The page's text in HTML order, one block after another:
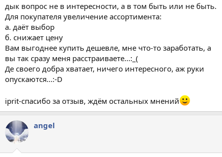
дык вопрос не в интересности, а в том быть или не быть.
Для покупателя увеличение ассортимента:
а. даёт выбор
б. снижает цену
Вам выгоднее купить дешевле, мне что-то заработать, а
вы так сразу меня расстраиваете...:_(
Де своего добра хватает, ничего интересного, аж руки
опускаются...:-D
iprit-спасибо за отзыв, ждём остальных мнений
angel